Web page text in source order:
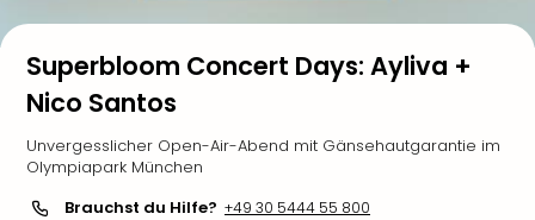
Superbloom Concert Days: Ayliva +
Nico Santos
Unvergesslicher Open-Air-Abend mit Gänsehautgarantie im
Olympiapark München
Brauchst du Hilfe? +49 30 5444 55 800